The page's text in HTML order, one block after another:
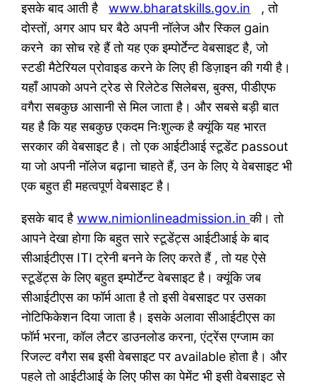
इसके बाद आती हैwww.bharatskills.gov.in , तो
दोस्तों, अगर आप घर बैठे अपनी नॉलेज और स्किल gain
करने का सोच रहे हैं तो यह एक इम्पोर्टेन्ट वेबसाइट है, जो
स्टडी मैटेरियल प्रोवाइड करने के लिए ही डिज़ाइन की गयी है।
यहाँ आपको अपने ट्रेड से रिलेटेड सिलेबस, बुक्स, पीडीएफ
वगैरा सबकुछ आसानी से मिल जाता है। और सबसे बड़ी बात
यह है कि यह सबकुछ एकदम निःशुल्क है क्यूंकि यह भारत
सरकार की वेबसाइट है। तो एक आईटीआई स्टूडेंट passout
या जो अपनी नॉलेज बढ़ाना चाहते हैं, उन के लिए ये वेबसाइट भी
एक बहुत ही महत्वपूर्ण वेबसाइट है।
इसके बाद हैwww.nimionlineadmission.inकी। तो
आपने देखा होगा कि बहुत सारे स्टूडेंट्स आईटीआई के बाद
सीआईटीएस ITI ट्रेनी बनने के लिए करते हैं , तो यह ऐसे
स्टूडेंट्स के लिए बहुत इम्पोर्टेन्ट वेबसाइट है। क्यूंकि जब
सीआईटीएस का फॉर्म आता है तो इसी वेबसाइट पर उसका
नोटिफिकेशन दिया जाता है। इसके अलावा सीआईटीएस का
फॉर्म भरना, कॉल लैटर डाउनलोड करना, एंट्रेंस एग्जाम का
रिजल्ट वगैरा सब इसी वेबसाइट पर available होता है। और
पहले तो आईटीआई के लिए फीस का पेमेंट भी इसी वेबसाइट से